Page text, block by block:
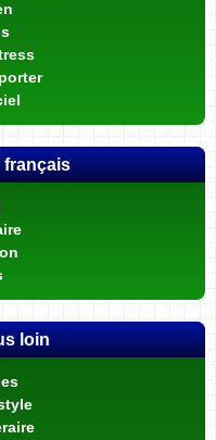
français
loin